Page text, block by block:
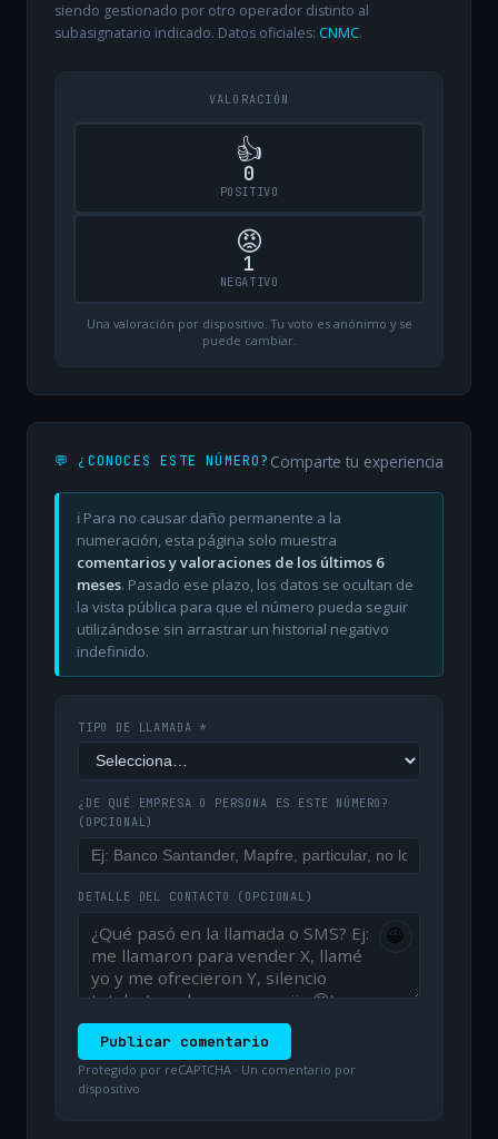
siendo gestionado por otro operador distinto al
subasignatario indicado. Datos oficiales: CNMC.
VALORACIÓN
👍
0
POSITIVO
😡
1
NEGATIVO
Una valoración por dispositivo. Tu voto es anónimo y se
puede cambiar.
💬 ¿CONOCES ESTE NÚMERO? Comparte tu experiencia
ℹ️ Para no causar daño permanente a la
numeración, esta página solo muestra
comentarios y valoraciones de los últimos 6
meses. Pasado ese plazo, los datos se ocultan de
la vista pública para que el número pueda seguir
utilizándose sin arrastrar un historial negativo
indefinido.
TIPO DE LLAMADA *
¿DE QUÉ EMPRESA O PERSONA ES ESTE NÚMERO?
(OPCIONAL)
DETALLE DEL CONTACTO (OPCIONAL)
😀
Publicar comentario
Protegido por reCAPTCHA · Un comentario por
dispositivo